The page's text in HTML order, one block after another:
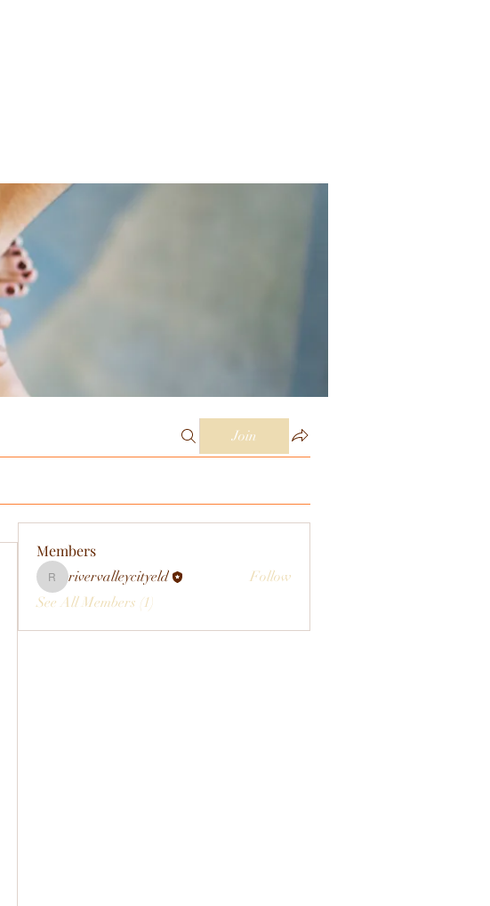
Join
Members
rivervalleycityeld
rivervalleycityeld
Follow
See All Members (1)